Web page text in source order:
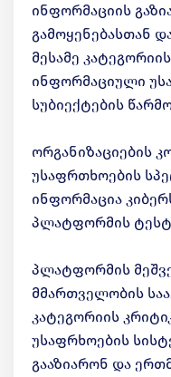
ინფორმაციის
გამოყენებასთან
მესამე
ინფორმაციული
სუბიექტების
ორგანიზაციების
უსაფრთხოების
ინფორმაცია
პლატფორმის
პლატფორმის
მმართველობის
კატეგორიის
უსაფრხოების
გააზიარონ და